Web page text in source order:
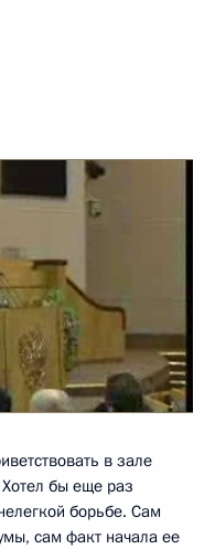
в зале
бы еще раз
борьбе. Сам
сам факт начала ее